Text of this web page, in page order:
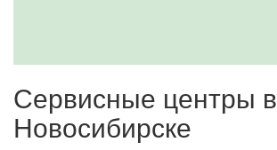
Сервисные центры в
Новосибирске